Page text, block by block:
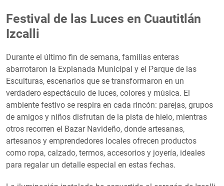
Festival de las Luces en Cuautitlán
Izcalli
Durante el último fin de semana, familias enteras
abarrotaron la Explanada Municipal y el Parque de las
Esculturas, escenarios que se transformaron en un
verdadero espectáculo de luces, colores y música. El
ambiente festivo se respira en cada rincón: parejas, grupos
de amigos y niños disfrutan de la pista de hielo, mientras
otros recorren el Bazar Navideño, donde artesanas,
artesanos y emprendedores locales ofrecen productos
como ropa, calzado, termos, accesorios y joyería, ideales
para regalar un detalle especial en estas fechas.